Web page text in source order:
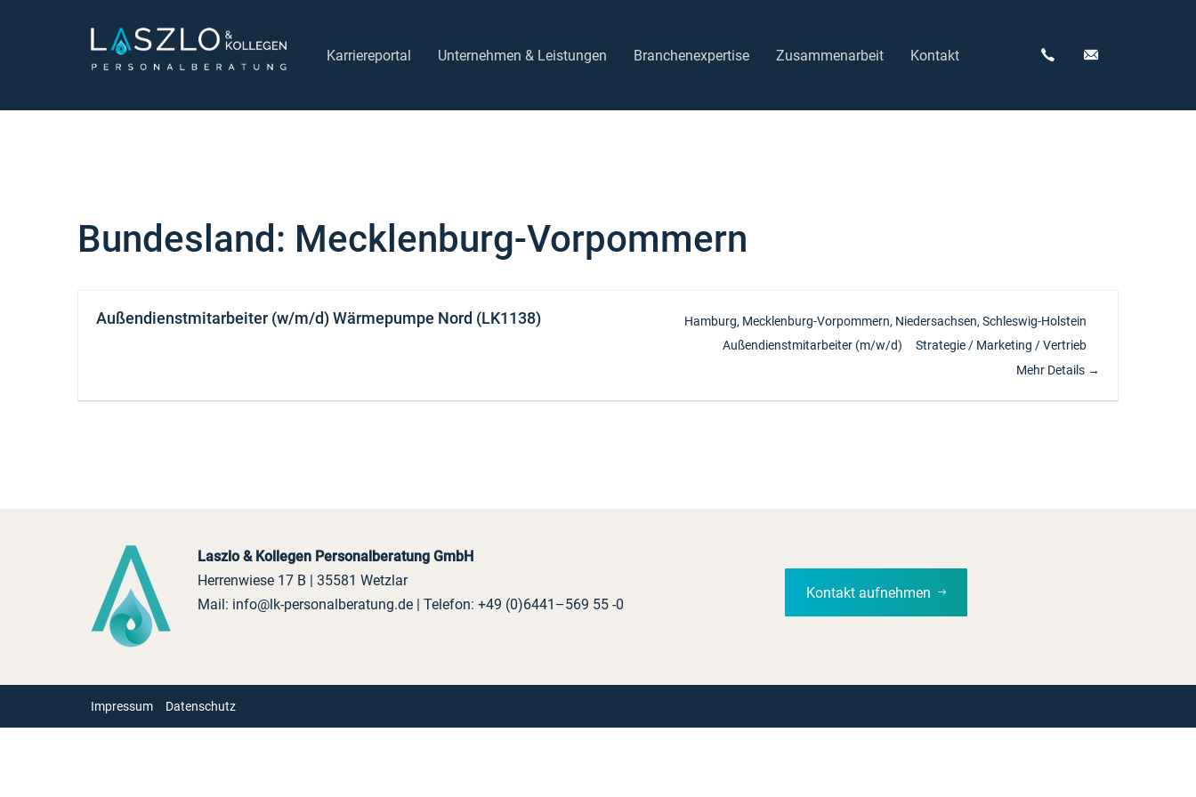
Navigation
Zum
Karriereportal Unternehmen & Leistungen Branchenexpertise Zusammenarbeit Kontakt
Bundesland: Mecklenburg-Vorpommern
Außendienstmitarbeiter (w/m/d) Wärmepumpe Nord (LK1138) Hamburg Mecklenburg-Vorpommern Niedersachsen Schleswig-Holstein
Außendienstmitarbeiter (m/w/d)
Strategie / Marketing / Vertrieb
Mehr Details
Laszlo & Kollegen Personalberatung GmbH
Herrenwiese 17 B | 35581 Wetzlar
Mail: info@lk-personalberatung.de | Telefon: +49 (0)6441–569 55 -0
Kontakt aufnehmen
Impressum Datenschutz